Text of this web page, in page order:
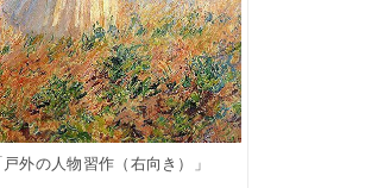
戸外の人物習作（右向き）」